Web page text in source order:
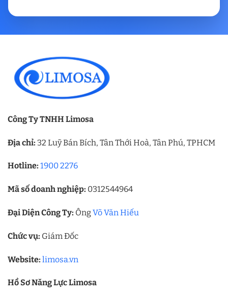
Công Ty TNHH Limosa
Địa chỉ: 32 Luỹ Bán Bích, Tân Thới Hoà, Tân Phú, TPHCM
Hotline: 1900 2276
Mã số doanh nghiệp: 0312544964
Đại Diện Công Ty: ÔngVõ Văn Hiếu
Chức vụ: Giám Đốc
Website: limosa.vn
Hồ Sơ Năng Lực Limosa